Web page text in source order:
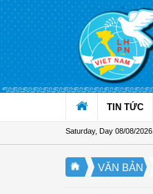
Skip to Content
TIN TỨC
Saturday, Day 08/08/2026
VĂN BẢN